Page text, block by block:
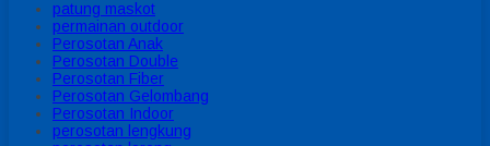
patung maskot
permainan outdoor
Perosotan Anak
Perosotan Double
Perosotan Fiber
Perosotan Gelombang
Perosotan Indoor
perosotan lengkung